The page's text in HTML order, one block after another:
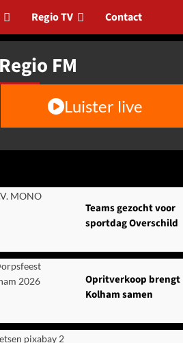
Regio TV Contact
Regio FM
Luister live
Teams gezocht voor
sportdag Overschild
Opritverkoop brengt
Kolham samen